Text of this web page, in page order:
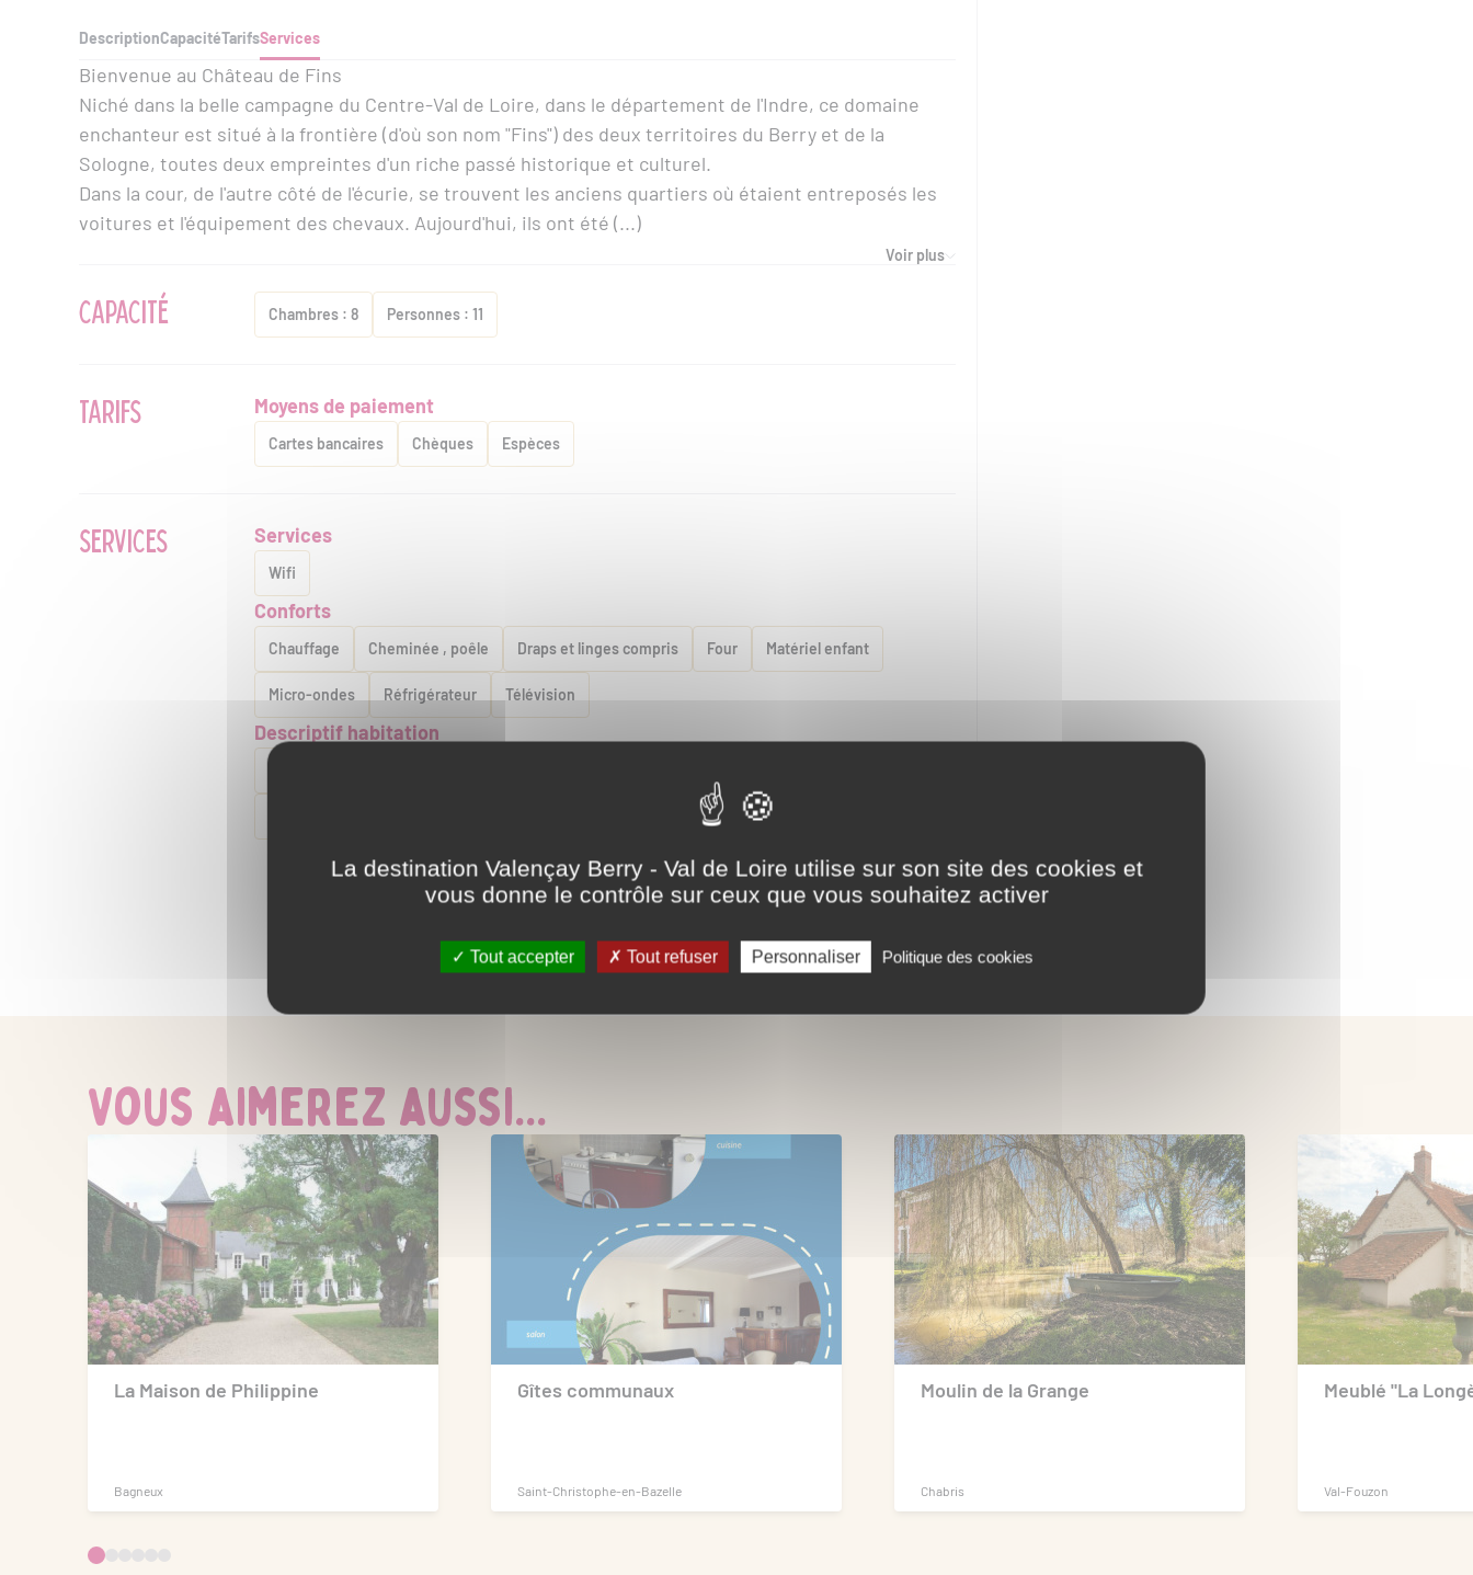
DescriptionCapacitéTarifsServices
Bienvenue au Château de Fins
Niché dans la belle campagne du Centre-Val de Loire, dans le département de l'Indre, ce domaine
enchanteur est situé à la frontière (d'où son nom "Fins") des deux territoires du Berry et de la
Sologne, toutes deux empreintes d'un riche passé historique et culturel.
Dans la cour, de l'autre côté de l'écurie, se trouvent les anciens quartiers où étaient entreposés les
voitures et l'équipement des chevaux. Aujourd'hui, ils ont été (...)
Voir plus
CAPACITÉ Chambres : 8 Personnes : 11
TARIFS Moyens de paiement
Cartes bancaires Chèques Espèces
SERVICES Services
Wifi
Conforts
Chauffage Cheminée , poêle Draps et linges compris Four Matériel enfant
Micro-ondes Réfrigérateur Télévision
Descriptif habitation
Vous aimerez aussi...
La Maison de Philippine
Bagneux
Gîtes communaux
Saint-Christophe-en-Bazelle
Moulin de la Grange
Chabris
Meublé "La
Val-Fouzon
La destination Valençay Berry - Val de Loire utilise sur son site des cookies et
vous donne le contrôle sur ceux que vous souhaitez activer
Tout accepter Tout refuser Personnaliser Politique des cookies